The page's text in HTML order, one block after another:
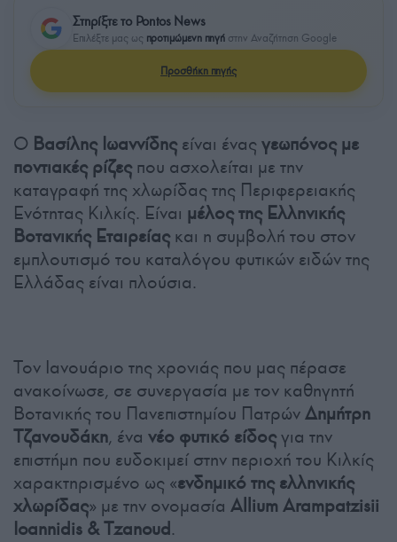
Στηρίξτε το Pontos News
Επιλέξτε μας ως προτιμώμενη πηγή στην Αναζήτηση Google
Προσθήκη πηγής
Ο Βασίλης Ιωαννίδηςείναι ένας γεωπόνος με
ποντιακές ρίζεςπου ασχολείται με την
καταγραφή της χλωρίδας της Περιφερειακής
Ενότητας Κιλκίς. Είναι μέλος της Ελληνικής
Βοτανικής Εταιρείαςκαι η συμβολή του στον
εμπλουτισμό του καταλόγου φυτικών ειδών της
Ελλάδας είναι πλούσια.
Τον Ιανουάριο της χρονιάς που μας πέρασε
ανακοίνωσε, σε συνεργασία με τον καθηγητή
Βοτανικής του Πανεπιστημίου ΠατρώνΔημήτρη
Τζανουδάκη, ένα νέο φυτικό είδοςγια την
επιστήμη που ευδοκιμεί στην περιοχή του Κιλκίς
χαρακτηρισμένο ως «ενδημικό της ελληνικής
χλωρίδας» με την ονομασία Allium Arampatzisii
Ioannidis & Tzanoud.